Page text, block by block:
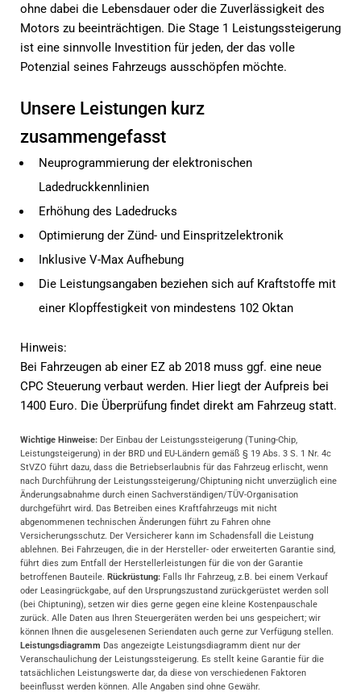
ohne dabei die Lebensdauer oder die Zuverlässigkeit des
Motors zu beeinträchtigen. Die Stage 1 Leistungssteigerung
ist eine sinnvolle Investition für jeden, der das volle
Potenzial seines Fahrzeugs ausschöpfen möchte.
Unsere Leistungen kurz
zusammengefasst
Neuprogrammierung der elektronischen
Ladedruckkennlinien
Erhöhung des Ladedrucks
Optimierung der Zünd- und Einspritzelektronik
Inklusive V-Max Aufhebung
Die Leistungsangaben beziehen sich auf Kraftstoffe mit
einer Klopffestigkeit von mindestens 102 Oktan
Hinweis:
Bei Fahrzeugen ab einer EZ ab 2018 muss ggf. eine neue
CPC Steuerung verbaut werden. Hier liegt der Aufpreis bei
1400 Euro. Die Überprüfung findet direkt am Fahrzeug statt.
Wichtige Hinweise: Der Einbau der Leistungssteigerung (Tuning-Chip,
Leistungsteigerung) in der BRD und EU-Ländern gemäß § 19 Abs. 3 S. 1 Nr. 4c
StVZO führt dazu, dass die Betriebserlaubnis für das Fahrzeug erlischt, wenn
nach Durchführung der Leistungssteigerung/Chiptuning nicht unverzüglich eine
Änderungsabnahme durch einen Sachverständigen/TÜV-Organisation
durchgeführt wird. Das Betreiben eines Kraftfahrzeugs mit nicht
abgenommenen technischen Änderungen führt zu Fahren ohne
Versicherungsschutz. Der Versicherer kann im Schadensfall die Leistung
ablehnen. Bei Fahrzeugen, die in der Hersteller- oder erweiterten Garantie sind,
führt dies zum Entfall der Herstellerleistungen für die von der Garantie
betroffenen Bauteile. Rückrüstung: Falls Ihr Fahrzeug, z.B. bei einem Verkauf
oder Leasingrückgabe, auf den Ursprungszustand zurückgerüstet werden soll
(bei Chiptuning), setzen wir dies gerne gegen eine kleine Kostenpauschale
zurück. Alle Daten aus Ihren Steuergeräten werden bei uns gespeichert; wir
können Ihnen die ausgelesenen Seriendaten auch gerne zur Verfügung stellen.
Leistungsdiagramm Das angezeigte Leistungsdiagramm dient nur der
Veranschaulichung der Leistungssteigerung. Es stellt keine Garantie für die
tatsächlichen Leistungswerte dar, da diese von verschiedenen Faktoren
beeinflusst werden können. Alle Angaben sind ohne Gewähr.